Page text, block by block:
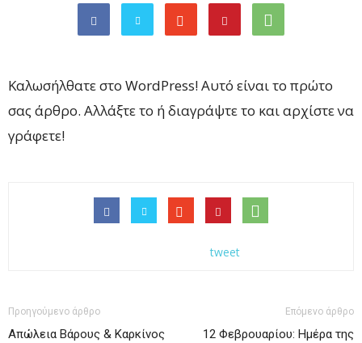
Καλωσήλθατε στο WordPress! Αυτό είναι το πρώτο
σας άρθρο. Αλλάξτε το ή διαγράψτε το και αρχίστε να
γράφετε!
tweet
Προηγούμενο άρθρο
Απώλεια Βάρους & Καρκίνος
Επόμενο άρθρο
12 Φεβρουαρίου: Ημέρα της